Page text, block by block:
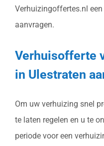
Verhuizingoffertes.nl
aanvragen.
Verhuisofferte
in Ulestraten
Om uw verhuizing snel
te laten regelen en u te
periode voor een